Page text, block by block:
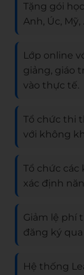
Tặng gói
Anh, Úc, Mỹ,
Lớp online
giảng, giáo
vào thực tế.
Tổ chức thi
với không
Tổ chức các
xác định
Giảm lệ phí
đăng ký qua
Hệ thống